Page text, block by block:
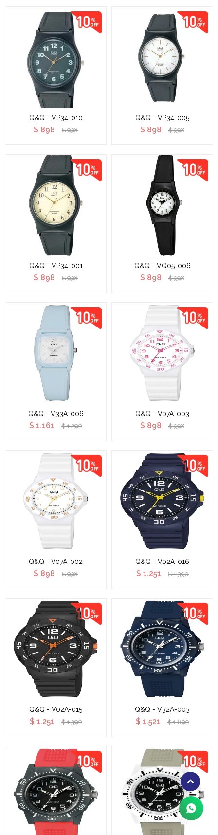
Q&Q - VP34-010
$ 898 $ 998
Q&Q - VP34-005
$ 898 $ 998
Q&Q - VP34-001
$ 898 $ 998
Q&Q - VQ05-006
$ 898 $ 998
Q&Q - V33A-006
$ 1.161 $ 1.290
Q&Q - V07A-003
$ 898 $ 998
Q&Q - V07A-002
$ 898 $ 998
Q&Q - V02A-016
$ 1.251 $ 1.390
Q&Q - V02A-015
$ 1.251 $ 1.390
Q&Q - V32A-003
$ 1.521 $ 1.690